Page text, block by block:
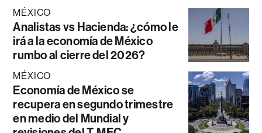
MÉXICO
Analistas vs Hacienda: ¿cómo le
irá a la economía de México
rumbo al cierre del 2026?
MÉXICO
Economía de México se
recupera en segundo trimestre
en medio del Mundial y